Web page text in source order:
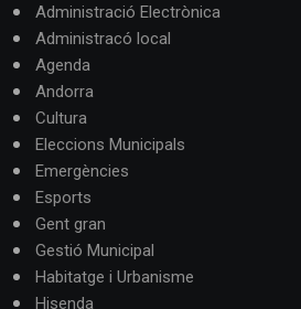
Administració Electrònica
Administracó local
Agenda
Andorra
Cultura
Eleccions Municipals
Emergències
Esports
Gent gran
Gestió Municipal
Habitatge i Urbanisme
Hisenda